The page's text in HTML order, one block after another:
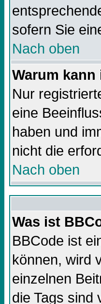
sofern Sie
Nach oben
Warum
Nur
eine
haben und
nicht die
Nach oben
Was ist
BBCode ist
können, wird
einzelnen
die Tags sind